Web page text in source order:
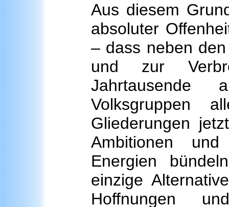
Aus diesem
absoluter
– dass neben
und zur
Jahrtausende
Volksgruppen
Gliederungen
Ambitionen
Energien
einzige
Hoffnungen